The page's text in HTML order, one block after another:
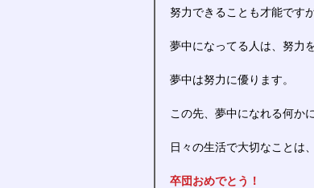
努力できることも才能です
夢中になってる人は、努力
夢中は努力に優ります。
この先、夢中になれる何か
日々の生活で大切なことは
卒団おめでとう！